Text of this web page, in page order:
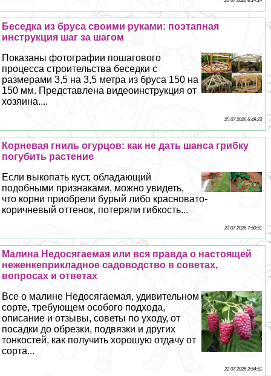
Беседка из бруса своими руками: поэтапная
инструкция шаг за шагом
Показаны фотографии пошагового
процесса строительства беседки с
размерами 3,5 на 3,5 метра из бруса 150 на
150 мм. Представлена видеоинструкция от
хозяина....
25 07 2026 6:49:23
Корневая гниль огурцов: как не дать шанса грибку
погубить растение
Если выкопать куст, обладающий
подобными признаками, можно увидеть,
что корни приобрели бурый либо красновато-
коричневый оттенок, потеряли гибкость...
23 07 2026 7:50:51
Малина Недосягаемая или вся правда о настоящей
неженкеприкладное садоводство в советах,
вопросах и ответах
Все о малине Недосягаемая, удивительном
сорте, требующем особого подхода,
описание и отзывы, советы по уходу, от
посадки до обрезки, подвязки и других
тонкостей, как получить хорошую отдачу от
сорта...
22 07 2026 2:54:51